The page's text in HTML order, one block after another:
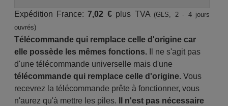
Expédition France:7,02 €plus TVA (GLS, 2 - 4 jours
ouvrés)
Télécommande qui remplace celle d'origine car
elle possède les mêmes fonctions.Il ne s'agit pas
d'une télécommande universelle mais d'une
télécommande qui remplace celle d'origine.Vous
recevrez la télécommande prête à fonctionner, vous
n'aurez qu'à mettre les piles.
Il n'est pas nécessaire